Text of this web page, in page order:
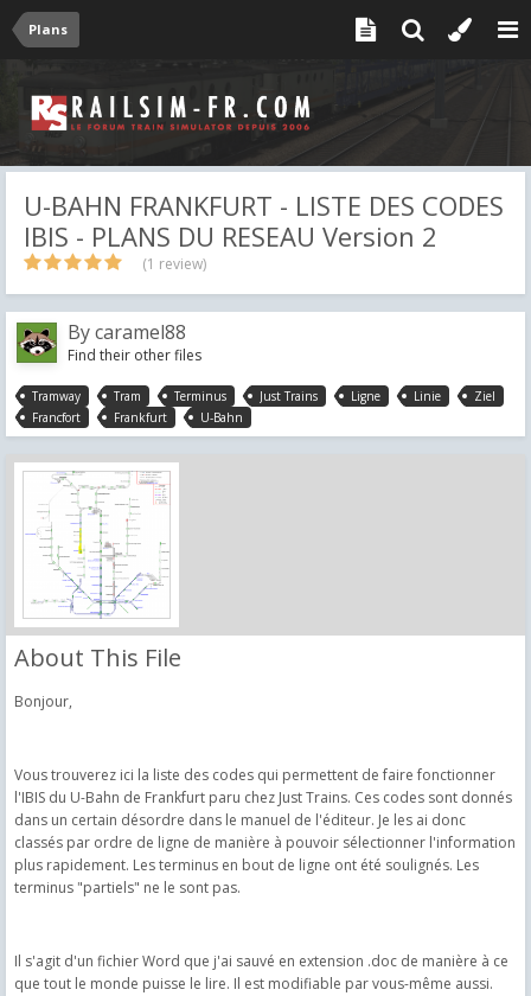
Plans
U-BAHN FRANKFURT - LISTE DES CODES
IBIS - PLANS DU RESEAU Version 2
(1 review)
Bycaramel88
Find their other files
Tramway Tram Terminus Just Trains Ligne Linie
Ziel
Francfort
Frankfurt U-Bahn
About This File
Bonjour,
Vous trouverez ici la liste des codes qui permettent de faire fonctionner
l'IBIS du U-Bahn de Frankfurt paru chez Just Trains. Ces codes sont donnés
dans un certain désordre dans le manuel de l'éditeur. Je les ai donc
classés par ordre de ligne de manière à pouvoir sélectionner l'information
plus rapidement. Les terminus en bout de ligne ont été soulignés. Les
terminus "partiels" ne le sont pas.
Il s'agit d'un fichier Word que j'ai sauvé en extension .doc de manière à ce
que tout le monde puisse le lire. Il est modifiable par vous-même aussi.